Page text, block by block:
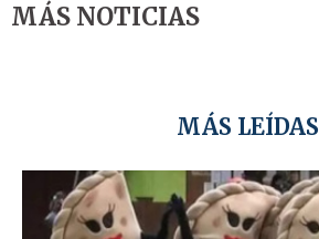
MÁS NOTICIAS
MÁS LEÍDAS